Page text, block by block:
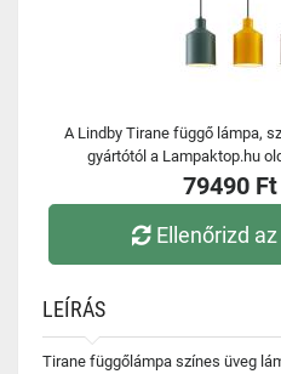
A Lindby Tirane függő lámpa,
gyártótól a Lampaktop.hu
79490 Ft
Ellenőrizd
LEÍRÁS
Tirane függőlámpa színes üveg